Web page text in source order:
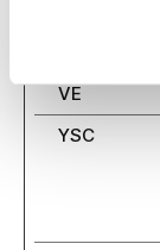
VE
YSC